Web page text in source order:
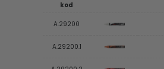
kod
A.29200
A.29200.1